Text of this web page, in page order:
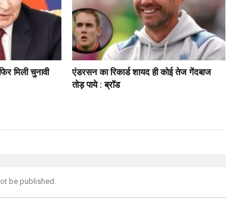
मिली चुनावी
एंडरसन का रिकार्ड शायद ही कोई तेज गेंदबाज
तोड़ पाये : ब्रॉड
be published.